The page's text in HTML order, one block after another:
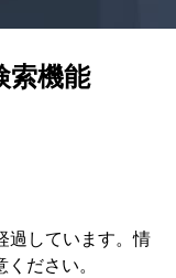
索機能
過しています。情
ださい。